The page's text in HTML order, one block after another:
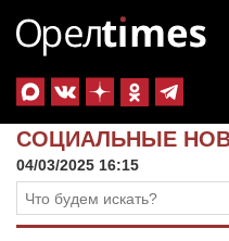
СОЦИАЛЬНЫЕ
04/03/2025 16:15